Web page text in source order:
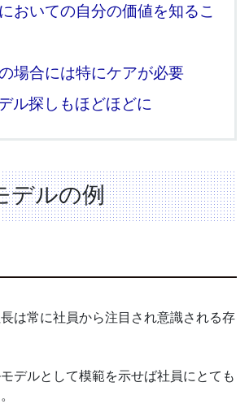
おいての自分の価値を知るこ
場合には特にケアが必要
ル探しもほどほどに
デルの例
は常に社員から注目され意識される存
デルとして模範を示せば社員にとても